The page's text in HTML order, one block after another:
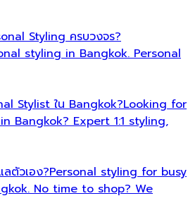
Styling ครบวงจร?
styling in Bangkok. Personal
Stylist ใน Bangkok?Looking for
Bangkok? Expert 1:1 styling,
ลตัวเอง?Personal styling for busy
No time to shop? We